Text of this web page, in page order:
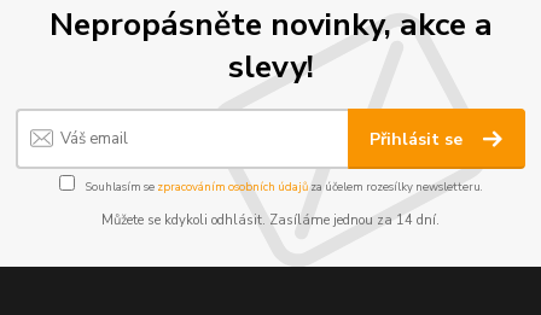
Nepropásněte novinky, akce a
slevy!
Přihlásit se
Souhlasím se zpracováním osobních údajůza účelem rozesílky newsletteru.
Můžete se kdykoli odhlásit. Zasíláme jednou za 14 dní.